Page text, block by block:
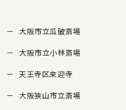
大阪市立瓜破斎場
大阪市立小林斎場
天王寺区來迎寺
大阪狭山市立斎場